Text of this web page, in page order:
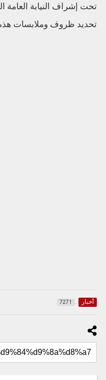
تحت إشراف النيابة
تحديد ظروف وملابسات
أخبار 7271